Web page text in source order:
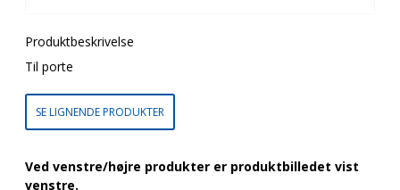
Produktbeskrivelse
Til porte
SE LIGNENDE PRODUKTER
Ved venstre/højre produkter er produktbilledet vist
venstre.